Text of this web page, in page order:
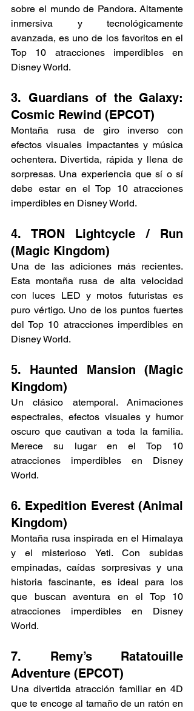
sobre el mundo de Pandora. Altamente
inmersiva y tecnológicamente
avanzada, es uno de los favoritos en el
Top 10 atracciones imperdibles en
Disney World.
3. Guardians of the Galaxy:
Cosmic Rewind (EPCOT)
Montaña rusa de giro inverso con
efectos visuales impactantes y música
ochentera. Divertida, rápida y llena de
sorpresas. Una experiencia que sí o sí
debe estar en el Top 10 atracciones
imperdibles en Disney World.
4. TRON Lightcycle / Run
(Magic Kingdom)
Una de las adiciones más recientes.
Esta montaña rusa de alta velocidad
con luces LED y motos futuristas es
puro vértigo. Uno de los puntos fuertes
del Top 10 atracciones imperdibles en
Disney World.
5. Haunted Mansion (Magic
Kingdom)
Un clásico atemporal. Animaciones
espectrales, efectos visuales y humor
oscuro que cautivan a toda la familia.
Merece su lugar en el Top 10
atracciones imperdibles en Disney
World.
6. Expedition Everest (Animal
Kingdom)
Montaña rusa inspirada en el Himalaya
y el misterioso Yeti. Con subidas
empinadas, caídas sorpresivas y una
historia fascinante, es ideal para los
que buscan aventura en el Top 10
atracciones imperdibles en Disney
World.
7. Remy’s Ratatouille
Adventure (EPCOT)
Una divertida atracción familiar en 4D
que te encoge al tamaño de un ratón en